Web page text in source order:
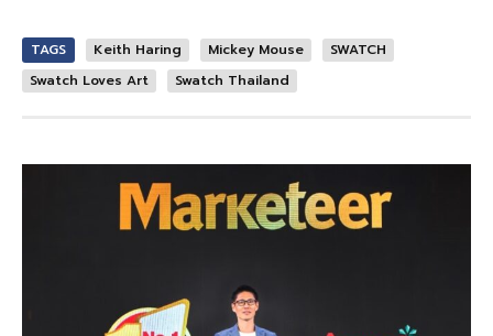
TAGS Keith Haring Mickey Mouse
SWATCH
Swatch Loves Art
Swatch Thailand